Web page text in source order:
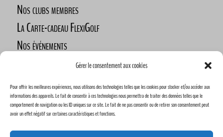
Gérer le consentement aux cookies
Pour offrir les meilleures expériences, nous utilisons des technologies telles que les cookies pour stocker et/ou accéder aux
informations des appareils. Le fait de consentir à ces technologies nous permettra de traiter des données telles que le
comportement de navigation ou les ID uniques sur ce site. Le fait de ne pas consentir ou de retirer son consentement peut
avoir un effet négatif sur certaines caractéristiques et fonctions.
Nos clubs membres
La Carte-cadeau FlexiGolf
Nos événements
Défi des golfeurs nomades
Nos commanditaires
Devenez commanditaire